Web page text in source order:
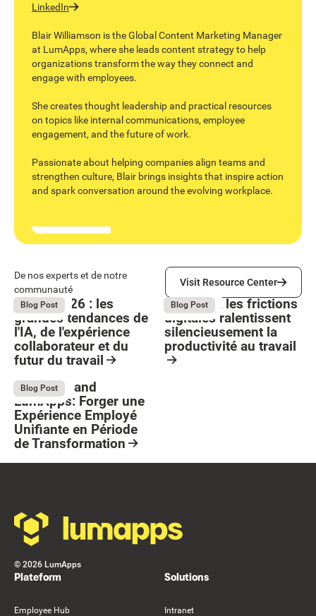
LinkedIn
Blair Williamson is the Global Content Marketing Manager
at LumApps, where she leads content strategy to help
organizations transform the way they connect and
engage with employees.
She creates thought leadership and practical resources
on topics like internal communications, employee
engagement, and the future of work.
Passionate about helping companies align teams and
strengthen culture, Blair brings insights that inspire action
and spark conversation around the evolving workplace.
Button Text
De nos experts et de notre
communauté
Visit Resource Center
Visit Resource Center
August 4, 2026
Blog Post
Bright 2026 : les
grandes tendances de
l'IA, de l'expérience
collaborateur et du
futur du travail
August 4, 2026
Blog Post
Comment les frictions
digitales ralentissent
silencieusement la
productivité au travail
July 13, 2026
Blog Post
Stellantis and
LumApps: Forger une
Expérience Employé
Unifiante en Période
de Transformation
© 2026 LumApps
Plateform
Employee Hub
Solutions
Intranet